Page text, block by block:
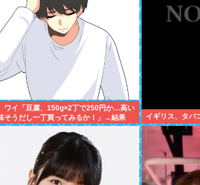
ワイ「豆腐、150g×2丁で250円か…高い
そうだし一丁買ってみるか！」→結果
像あり)
イギリス、タバ